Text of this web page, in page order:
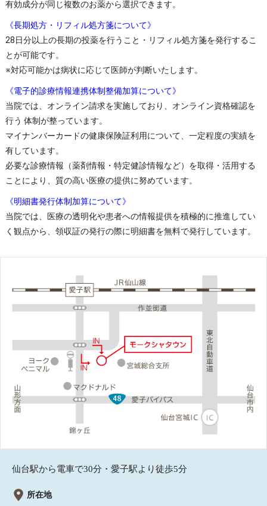
有効成分が同じ複数のお薬から選択できます。
《長期処方・リフィル処方箋について》
28日分以上の長期の投薬を行うこと・リフィル処方箋を発行するこ
とが可能です。
※対応可能かは病状に応じて医師が判断いたします。
《電子的診療情報連携体制整備加算について》
当院では、オンライン請求を実施しており、オンライン資格確認を
行う 体制が整っています。
マイナンバーカードの健康保険証利用について、一定程度の実績を
有しています。
必要な診療情報（薬剤情報・特定健診情報など）を取得・活用する
ことにより、質の高い医療の提供に努めています。
《明細書発行体制加算について》
当院では、医療の透明化や患者への情報提供を積極的に推進してい
く観点から、領収証の発行の際に明細書を無料で発行しています。
仙台駅から電車で30分・愛子駅より徒歩5分
所在地